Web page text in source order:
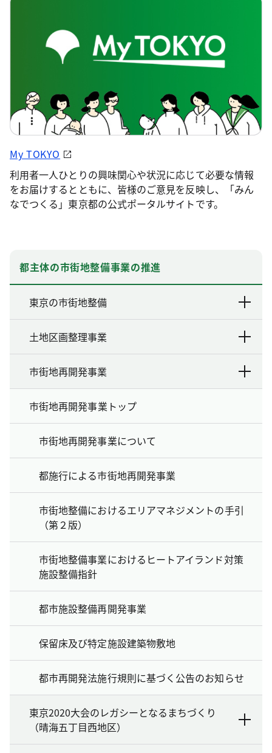
My TOKYO
利用者一人ひとりの興味関心や状況に応じて必要な情報
をお届けするとともに、皆様のご意見を反映し、「みん
なでつくる」東京都の公式ポータルサイトです。
都主体の市街地整備事業の推進
東京の市街地整備
土地区画整理事業
市街地再開発事業
市街地再開発事業トップ
市街地再開発事業について
都施行による市街地再開発事業
市街地整備におけるエリアマネジメントの手引
（第２版）
市街地整備事業におけるヒートアイランド対策
施設整備指針
都市施設整備再開発事業
保留床及び特定施設建築物敷地
都市再開発法施行規則に基づく公告のお知らせ
東京2020大会のレガシーとなるまちづくり
（晴海五丁目西地区）